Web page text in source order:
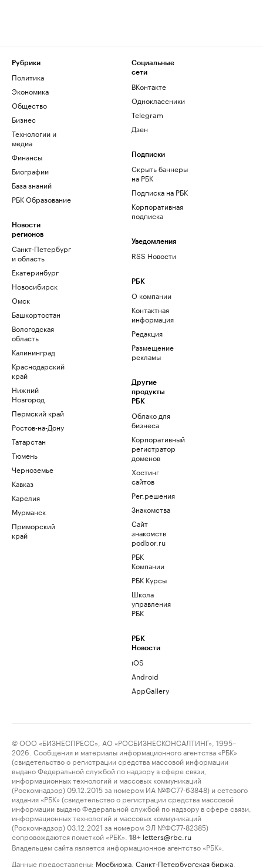
Рубрики
Политика
Экономика
Общество
Бизнес
Технологии и
медиа
Финансы
Биографии
База знаний
РБК Образование
Новости
регионов
Санкт-Петербург
и область
Екатеринбург
Новосибирск
Омск
Башкортостан
Вологодская
область
Калининград
Краснодарский
край
Нижний
Новгород
Пермский край
Ростов-на-Дону
Татарстан
Тюмень
Черноземье
Кавказ
Карелия
Мурманск
Приморский
край
Социальные
сети
ВКонтакте
Одноклассники
Telegram
Дзен
Подписки
Скрыть баннеры
на РБК
Подписка на РБК
Корпоративная
подписка
Уведомления
RSS Новости
РБК
О компании
Контактная
информация
Редакция
Размещение
рекламы
Другие
продукты
РБК
Облако для
бизнеса
Корпоративный
регистратор
доменов
Хостинг
сайтов
Рег.решения
Знакомства
Сайт
знакомств
podbor.ru
РБК
Компании
РБК Курсы
Школа
управления
РБК
РБК
Новости
iOS
Android
AppGallery
© ООО «БИЗНЕСПРЕСС», АО «РОСБИЗНЕСКОНСАЛТИНГ», 1995–
2026. Сообщения и материалы информационного агентства «РБК»
(свидетельство о регистрации средства массовой информации
выдано Федеральной службой по надзору в сфере связи,
информационных технологий и массовых коммуникаций
(Роскомнадзор) 09.12.2015 за номером ИА №ФС77-63848) и сетевого
издания «РБК» (свидетельство о регистрации средства массовой
информации выдано Федеральной службой по надзору в сфере связи,
информационных технологий и массовых коммуникаций
(Роскомнадзор) 03.12.2021 за номером ЭЛ №ФС77-82385)
сопровождаются пометкой «РБК».
18+ letters@rbc.ru
Владельцем сайта является информационное агентство «РБК».
Данные предоставлены: Мосбиржа Санкт-Петербургская биржа